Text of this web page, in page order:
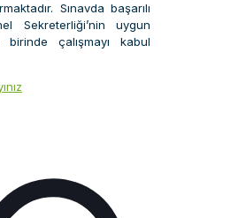
Sınavda başarılı
Sekreterliği’nin uygun
çalışmayı kabul